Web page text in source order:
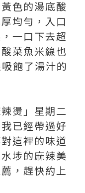
色的湯底酸
均勻，入口
一口下去超
菜魚米線也
飽了湯汁的
燙」星期二
已經帶過好
這裡的味道
埗的麻辣美
，趕快約上